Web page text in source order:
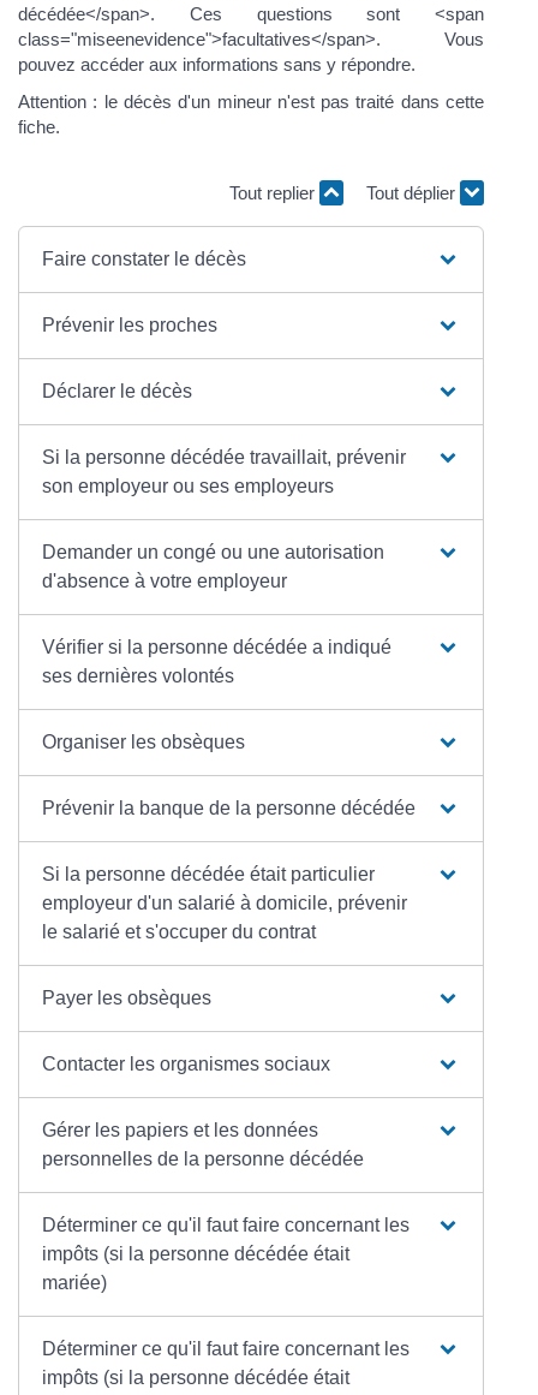
décédée</span>. Ces questions sont <span
class="miseenevidence">facultatives</span>. Vous
pouvez accéder aux informations sans y répondre.
Attention : le décès d'un mineur n'est pas traité dans cette
fiche.
Tout replier Tout déplier
Faire constater le décès
Prévenir les proches
Déclarer le décès
Si la personne décédée travaillait, prévenir
son employeur ou ses employeurs
Demander un congé ou une autorisation
d'absence à votre employeur
Vérifier si la personne décédée a indiqué
ses dernières volontés
Organiser les obsèques
Prévenir la banque de la personne décédée
Si la personne décédée était particulier
employeur d'un salarié à domicile, prévenir
le salarié et s'occuper du contrat
Payer les obsèques
Contacter les organismes sociaux
Gérer les papiers et les données
personnelles de la personne décédée
Déterminer ce qu'il faut faire concernant les
impôts (si la personne décédée était
mariée)
Déterminer ce qu'il faut faire concernant les
impôts (si la personne décédée était